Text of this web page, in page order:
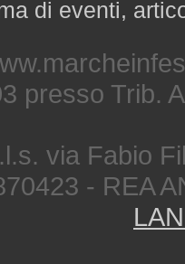
di eventi,
presso Trib.
via Fabio
- REA